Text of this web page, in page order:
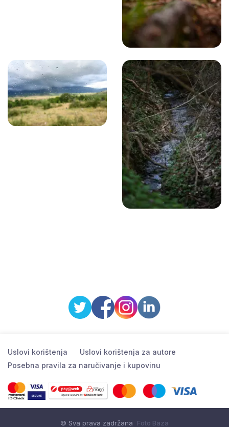
Uslovi korištenja
Uslovi korištenja za autore
Posebna pravila za naručivanje i kupovinu
© Sva prava zadržana Foto Baza